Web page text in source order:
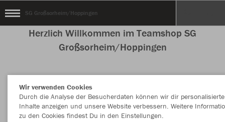
SG Großsorheim/Hoppingen
Herzlich Willkommen im Teamshop SG
Großsorheim/Hoppingen
Nachhaltig Farbe
Wir verwenden Cookies
Durch die Analyse der Besucherdaten können wir dir personalisierte
Inhalte anzeigen und unsere Website verbessern. Weitere
zu den Cookies findest Du in den Einstellungen.